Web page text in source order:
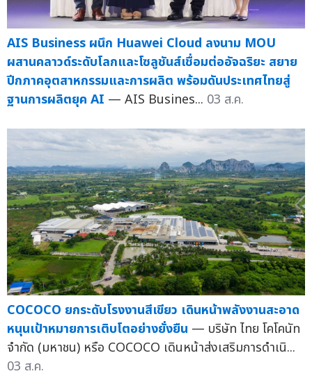
AIS Business ผนึก Huawei Cloud ลงนาม MOU
ผสานคลาวด์ระดับโลกและโซลูชันส์เชื่อมต่ออัจฉริยะ สยาย
ปีกภาคอุตสาหกรรมและการผลิต พร้อมดันประเทศไทยสู่
ฐานการผลิตยุค AI — AIS Busines... 03 ส.ค.
COCOCO ยกระดับโรงงานสีเขียว เดินหน้าพลังงานสะอาด
หนุนเป้าหมายการเติบโตอย่างยั่งยืน — บริษัท ไทย โคโคนัท
จำกัด (มหาชน) หรือ COCOCO เดินหน้าส่งเสริมการดำเนิ...
03 ส.ค.